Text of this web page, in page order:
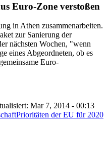
Euro-Zone verstoßen
in Athen zusammenarbeiten.
zur Sanierung der
nächsten Wochen, "wenn
eines Abgeordneten, ob es
Euro-
Mar 7, 2014 - 00:13
Prioritäten der EU für 2020